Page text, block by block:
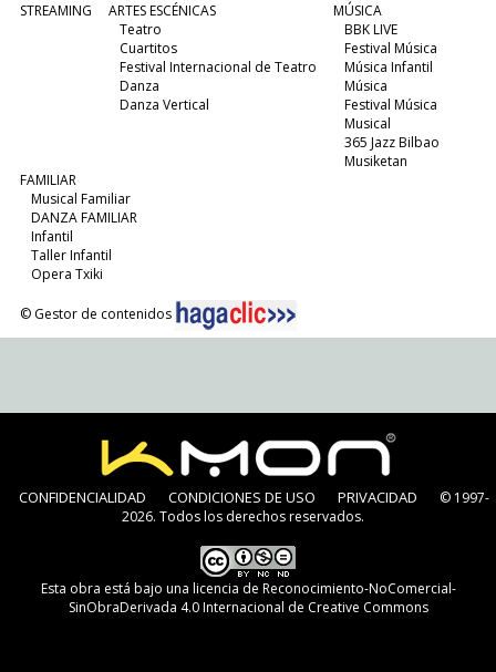
STREAMING
ARTES ESCÉNICAS
Teatro
Cuartitos
Festival Internacional de Teatro
Danza
Danza Vertical
MÚSICA
BBK LIVE
Festival Música
Música Infantil
Música
Festival Música
Musical
365 Jazz Bilbao
Musiketan
FAMILIAR
Musical Familiar
DANZA FAMILIAR
Infantil
Taller Infantil
Opera Txiki
© Gestor de contenidos
CONFIDENCIALIDAD CONDICIONES DE USO PRIVACIDAD
© 1997-
2026. Todos los derechos reservados.
Esta obra está bajo una licencia de Reconocimiento-NoComercial-
SinObraDerivada 4.0 Internacional de Creative Commons